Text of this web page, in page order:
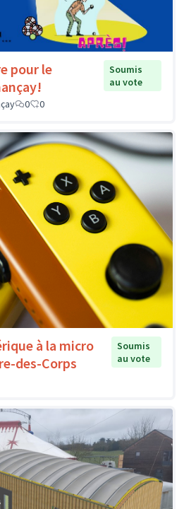
pour le
Soumis
au vote
0 0
à la micro
des-Corps
Soumis
au vote